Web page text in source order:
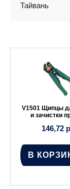
Тайвань
V1501 Щипцы
и зачистки
146,72
В